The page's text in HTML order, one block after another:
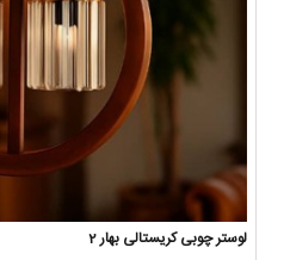
لوستر چوبی کریستالی بهار 2